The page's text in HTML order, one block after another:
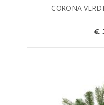
CORONA
€